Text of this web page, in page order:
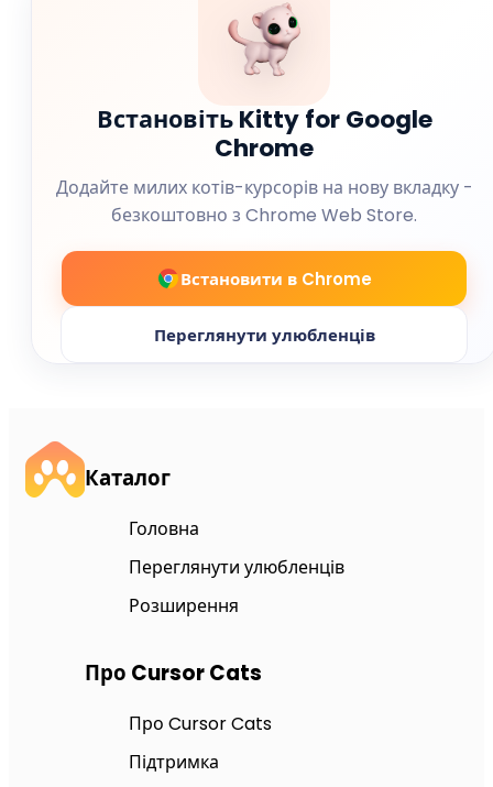
Встановіть Kitty for Google
Chrome
Додайте милих котів-курсорів на нову вкладку -
безкоштовно з Chrome Web Store.
Встановити в Chrome
Переглянути улюбленців
Каталог
Головна
Переглянути улюбленців
Розширення
Про Cursor Cats
Про Cursor Cats
Підтримка